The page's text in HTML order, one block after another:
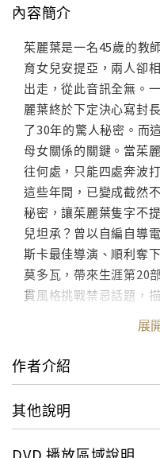
內容簡介
茱麗葉是一名45歲的教
育女兒安提亞，兩人卻
出走，從此音訊全無。
麗葉終於下定決心寫封
了30年的驚人秘密。而
母女關係的關鍵。當茱
往何處，只能四處奔波
這些年間，已變成截然
秘密，讓茱麗葉隻字不
兒坦承？曾以自編自導
斯卡最佳導演、順利奪
莫多瓦，帶來生涯第20
貫風格挑戰禁忌話題，
係。電影裡時常包含交
畫面更充滿強烈色調，
足，也讓國際媒體
莫多瓦之作，畫面滿是
「女人」角色的阿莫多
展
作者介紹
其他說明